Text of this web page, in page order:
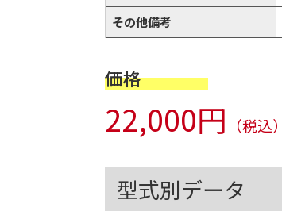
その他備考
価格
22,000円 （税込）
型式別データ